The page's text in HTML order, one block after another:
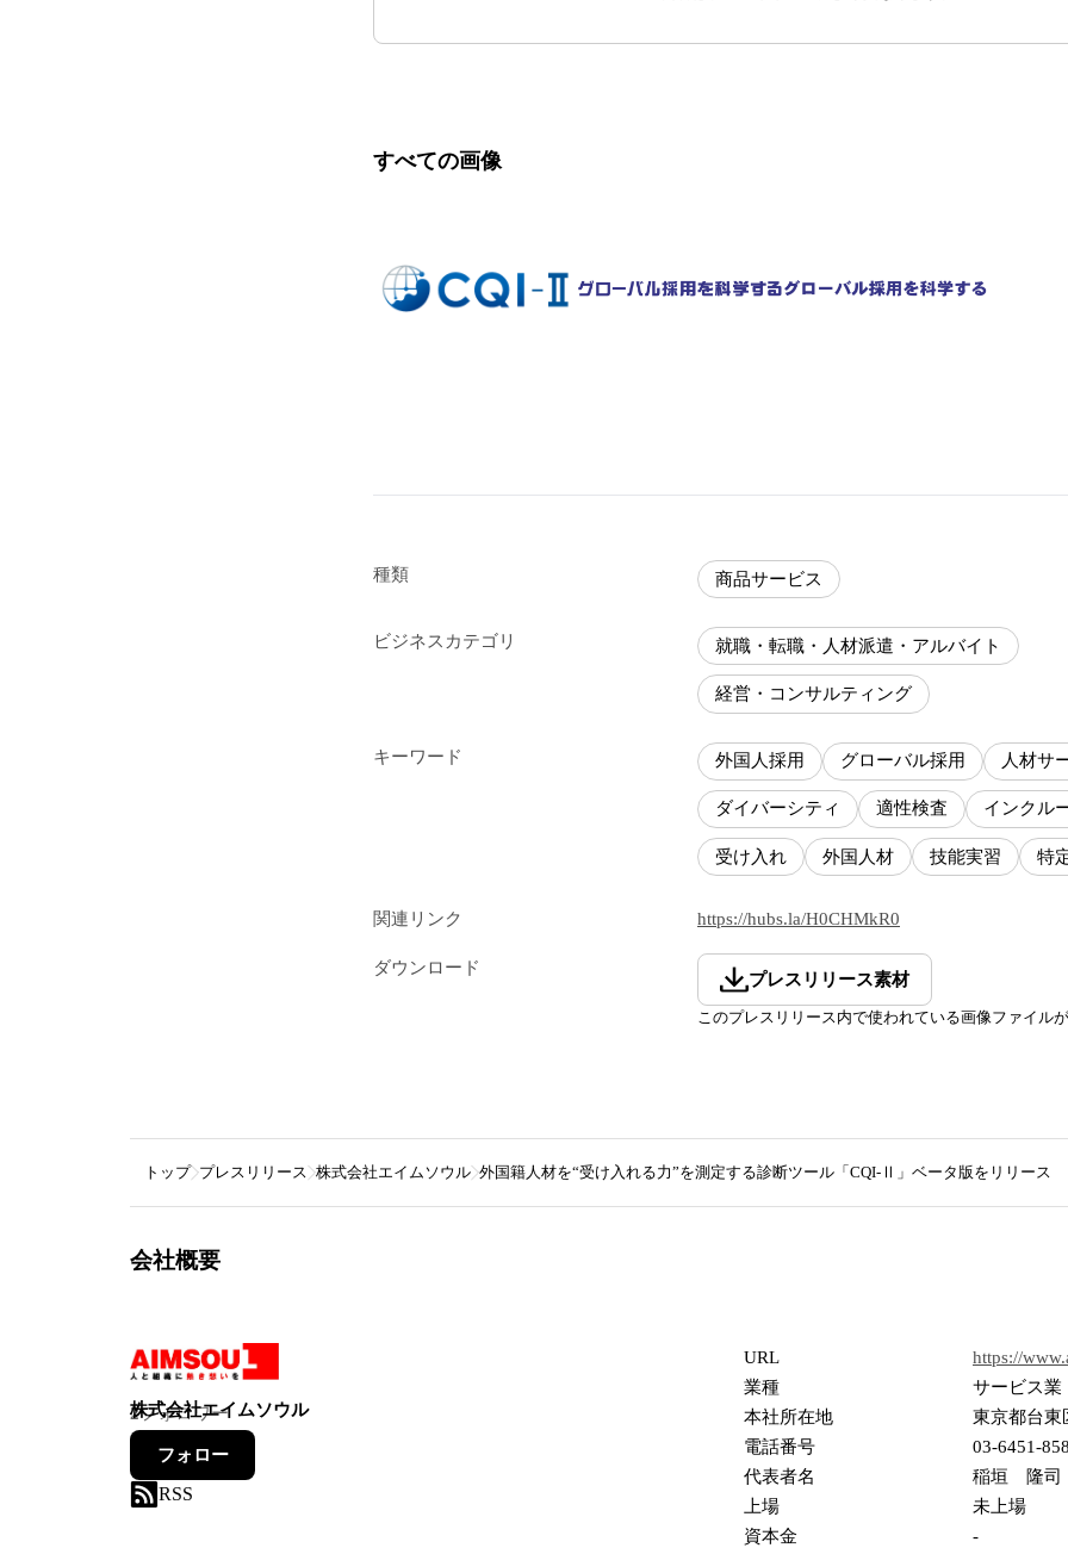
すべての画像
種類 商品サービス
ビジネスカテゴリ 就職・転職・人材派遣・アルバイト
経営・コンサルティング
キーワード 外国人採用 グローバル採用 人材サ
ダイバーシティ 適性検査 インクル
受け入れ 外国人材 技能実習 特
関連リンク https://hubs.la/H0CHMkR0
ダウンロード
プレスリリース素材
このプレスリリース内で使われている画像ファイル
トップ プレスリリース 株式会社エイムソウル 外国籍人材を“受け入れる力”を測定する診断ツール「CQI-Ⅱ」ベータ版をリリース
会社概要
株式会社エイムソウル
2フォロワー
フォロー
RSS
URL
https://
業種
サービス業
本社所在地
東京都台東
電話番号
03-6451-
代表者名
稲垣 隆司
上場
未上場
資本金
-